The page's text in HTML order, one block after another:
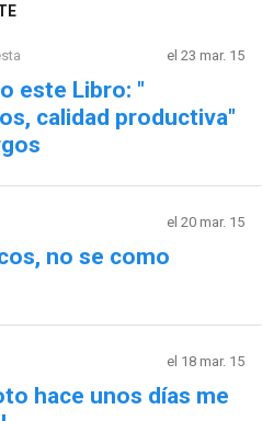
el 23 mar. 15
este Libro: "
calidad productiva"
el 20 mar. 15
no se como
el 18 mar. 15
hace unos días me